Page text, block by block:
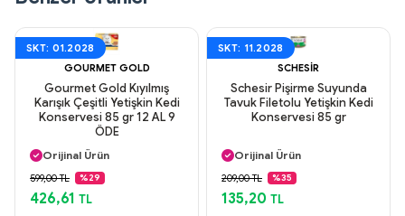
SKT: 01.2028
GOURMET GOLD
Gourmet Gold Kıyılmış
Karışık Çeşitli Yetişkin Kedi
Konservesi 85 gr 12 AL 9
ÖDE
Aynı Gün Kargo
Orijinal Ürün
Güvenli Ödeme
Aynı Gün Kargo
599,00 TL %29
426,61 TL
SKT: 11.2028
SCHESIR
Schesir Pişirme Suyunda
Tavuk Filetolu Yetişkin Kedi
Konservesi 85 gr
Orijinal Ürün
Güvenli Ödeme
Aynı Gün Kargo
209,00 TL %35
135,20 TL